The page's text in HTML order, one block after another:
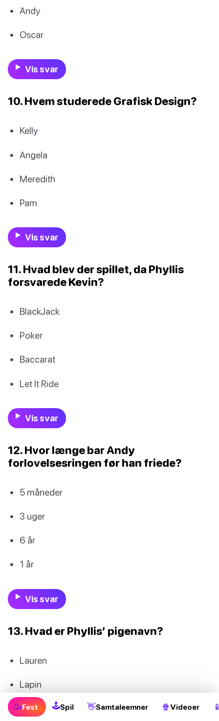
Andy
Oscar
Vis svar
10. Hvem studerede Grafisk Design?
Kelly
Angela
Meredith
Pam
Vis svar
11. Hvad blev der spillet, da Phyllis
forsvarede Kevin?
BlackJack
Poker
Baccarat
Let It Ride
Vis svar
12. Hvor længe bar Andy
forlovelsesringen før han friede?
5 måneder
3 uger
6 år
1 år
Vis svar
13. Hvad er Phyllis’ pigenavn?
Lauren
Lapin
Lana
🥳Fest 🕹Spil 👋Samtaleemner 🍿 Videoer